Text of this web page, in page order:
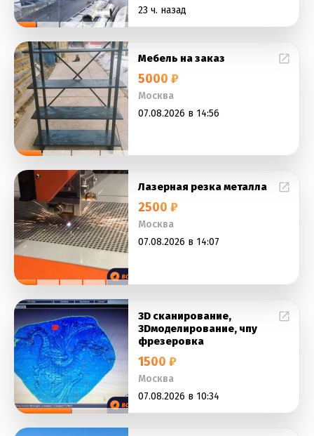
23 ч. назад
Мебель на заказ
5000 ₽
Москва
07.08.2026 в 14:56
Лазерная резка металла
2500 ₽
Москва
07.08.2026 в 14:07
3D сканирование,
3Dмоделирование, чпу
фрезеровка
1500 ₽
Москва
07.08.2026 в 10:34